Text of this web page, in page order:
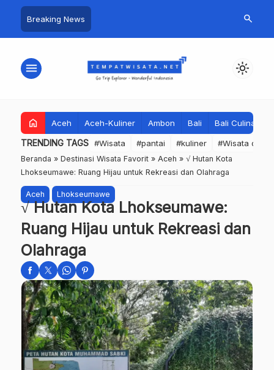
Breaking News search
menu light_mode
home Aceh Aceh-Kuliner Ambon Bali Bali Culinary
TRENDING TAGS #Wisata #pantai #kuliner #Wisata dan
Beranda » Destinasi Wisata Favorit » Aceh » √ Hutan Kota
Lhokseumawe: Ruang Hijau untuk Rekreasi dan Olahraga
Aceh Lhokseumawe
√ Hutan Kota Lhokseumawe:
Ruang Hijau untuk Rekreasi dan
Olahraga